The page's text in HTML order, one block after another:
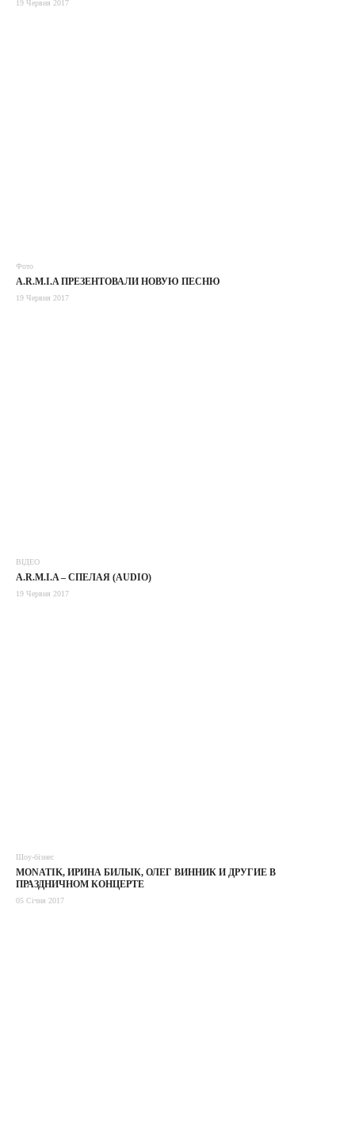
19 Червня 2017
Фото
A.R.M.I.A ПРЕЗЕНТОВАЛИ НОВУЮ ПЕСНЮ
19 Червня 2017
ВІДЕО
A.R.M.I.A – СПЕЛАЯ (AUDIO)
19 Червня 2017
Шоу-бізнес
MONATIK, ИРИНА БИЛЫК, ОЛЕГ ВИННИК И ДРУГИЕ В
ПРАЗДНИЧНОМ КОНЦЕРТЕ
05 Січня 2017